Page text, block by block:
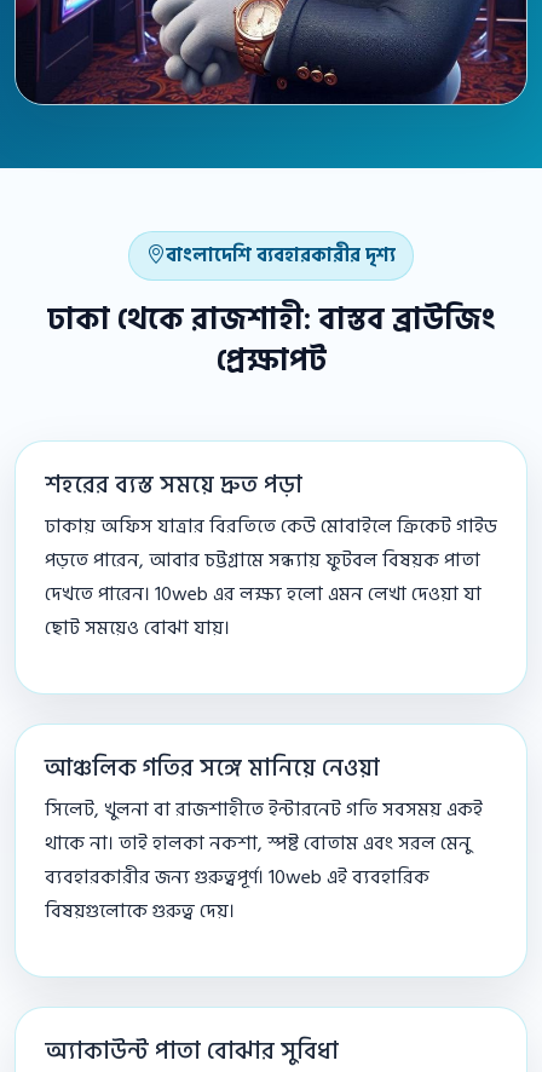
বাংলাদেশি ব্যবহারকারীর দৃশ্য
ঢাকা থেকে রাজশাহী: বাস্তব ব্রাউজিং
প্রেক্ষাপট
শহরের ব্যস্ত সময়ে দ্রুত পড়া
ঢাকায় অফিস যাত্রার বিরতিতে কেউ মোবাইলে ক্রিকেট গাইড
পড়তে পারেন, আবার চট্টগ্রামে সন্ধ্যায় ফুটবল বিষয়ক পাতা
দেখতে পারেন। 10web এর লক্ষ্য হলো এমন লেখা দেওয়া যা
ছোট সময়েও বোঝা যায়।
আঞ্চলিক গতির সঙ্গে মানিয়ে নেওয়া
সিলেট, খুলনা বা রাজশাহীতে ইন্টারনেট গতি সবসময় একই
থাকে না। তাই হালকা নকশা, স্পষ্ট বোতাম এবং সরল মেনু
ব্যবহারকারীর জন্য গুরুত্বপূর্ণ। 10web এই ব্যবহারিক
বিষয়গুলোকে গুরুত্ব দেয়।
অ্যাকাউন্ট পাতা বোঝার সুবিধা